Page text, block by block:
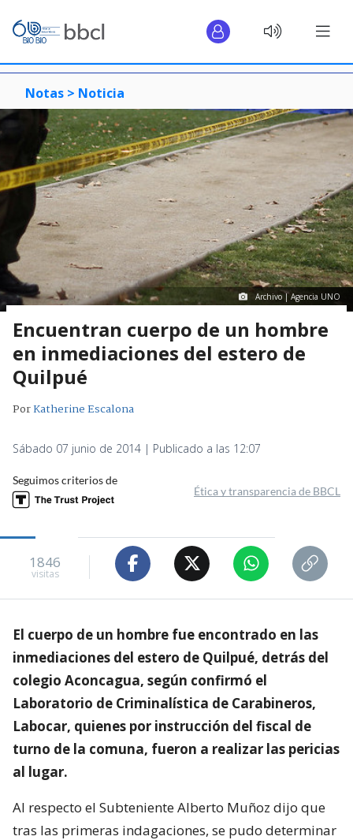
Notas > Noticia
Archivo | Agencia UNO
Encuentran cuerpo de un hombre
en inmediaciones del estero de
Quilpué
PorKatherine Escalona
Sábado 07 junio de 2014 | Publicado a las 12:07
Seguimos criterios de
Ética y transparencia de BBCL
1846
visitas
El cuerpo de un hombre fue encontrado en las
inmediaciones del estero de Quilpué, detrás del
colegio Aconcagua, según confirmó el
Laboratorio de Criminalística de Carabineros,
Labocar, quienes por instrucción del fiscal de
turno de la comuna, fueron a realizar las pericias
al lugar.
Al respecto el Subteniente Alberto Muñoz dijo que
tras las primeras indagaciones, se pudo determinar